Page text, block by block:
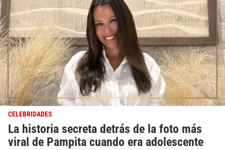
CELEBRIDADES
La historia secreta detrás de la foto más
viral de Pampita cuando era adolescente